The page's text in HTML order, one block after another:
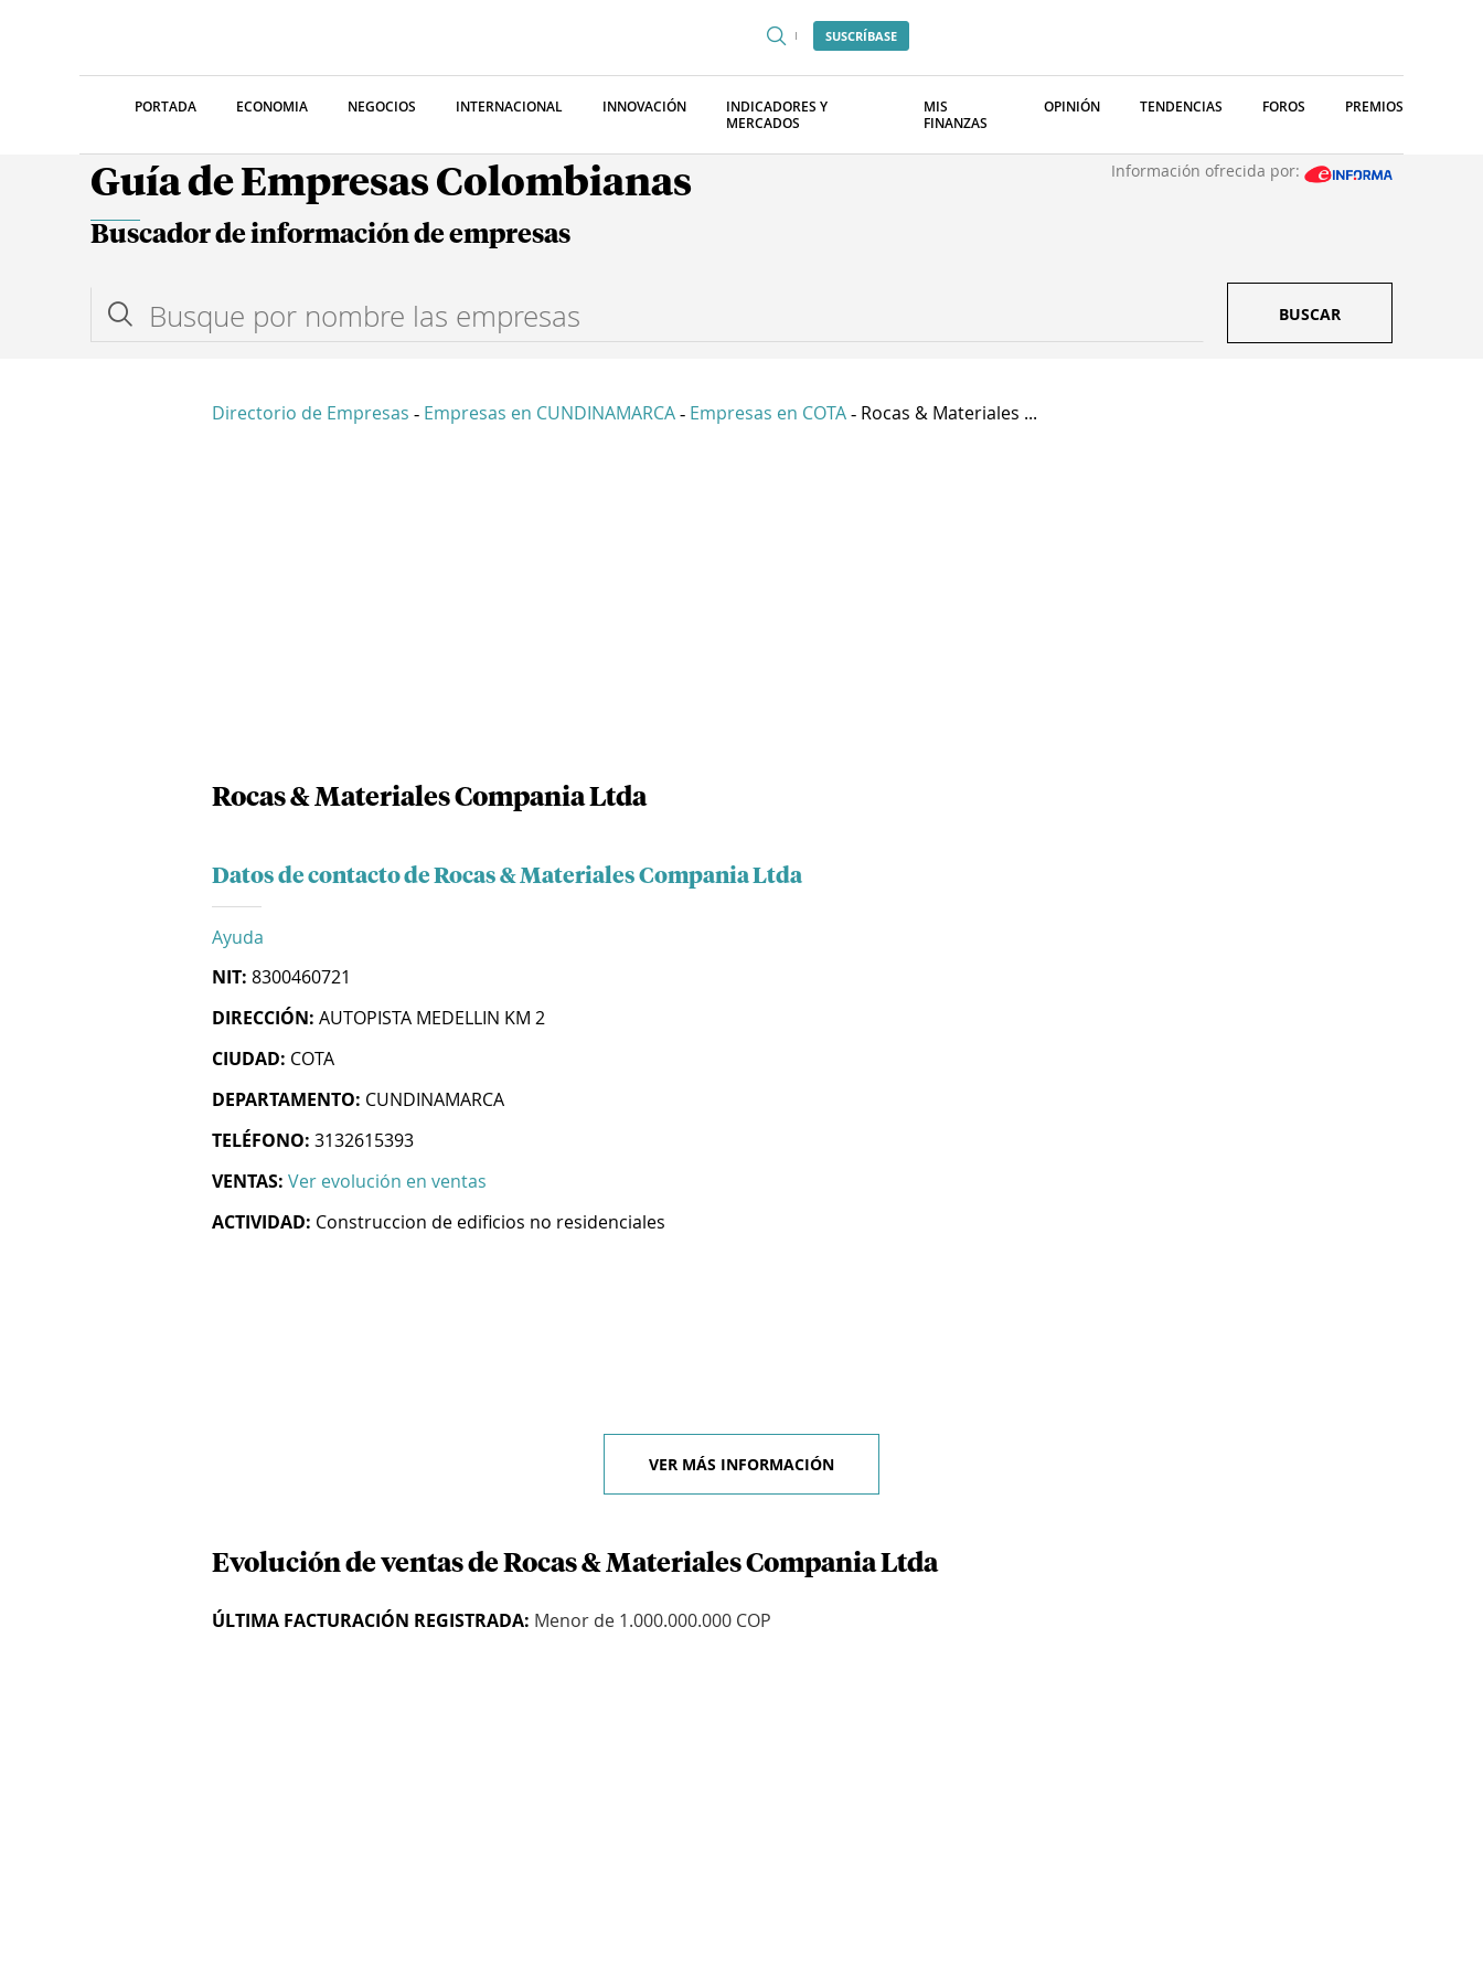
SUSCRÍBASE
PORTADA ECONOMIA NEGOCIOS INTERNACIONAL INNOVACIÓN
INDICADORES Y
MERCADOS
MIS
FINANZAS
OPINIÓN TENDENCIAS FOROS PREMIOS
Guía de Empresas Colombianas Información ofrecida por:
Buscador de información de empresas
BUSCAR
Directorio de Empresas - Empresas en CUNDINAMARCA - Empresas en COTA - Rocas & Materiales ...
Rocas & Materiales Compania Ltda
Datos de contacto de Rocas & Materiales Compania Ltda
Ayuda
NIT: 8300460721
DIRECCIÓN: AUTOPISTA MEDELLIN KM 2
CIUDAD: COTA
DEPARTAMENTO: CUNDINAMARCA
TELÉFONO: 3132615393
VENTAS: Ver evolución en ventas
ACTIVIDAD: Construccion de edificios no residenciales
VER MÁS INFORMACIÓN
Evolución de ventas de Rocas & Materiales Compania Ltda
ÚLTIMA FACTURACIÓN REGISTRADA: Menor de 1.000.000.000 COP